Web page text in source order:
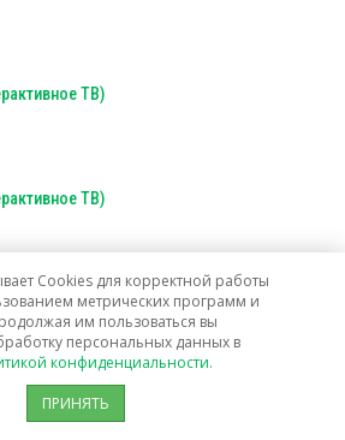
ТВ)
ТВ)
подключения услуг связи в г. о.
Cookies для корректной работы
метрических программ и
им пользоваться вы
персональных данных в
конфиденциальности.
ПРИНЯТЬ